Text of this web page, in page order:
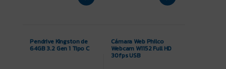
Pendrive Kingston de
64GB 3.2 Gen 1 Tipo C
Cámara Web Philco
Webcam W1152 Full HD
30fps USB